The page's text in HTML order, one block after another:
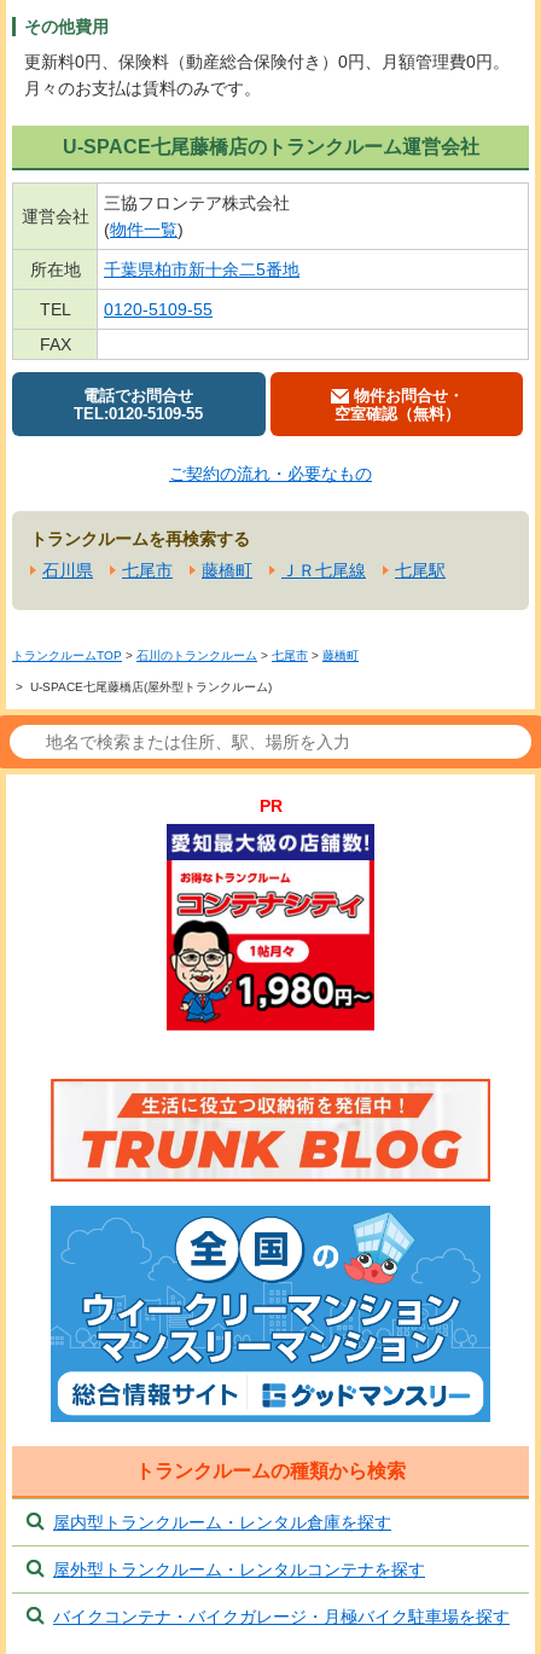
その他費用
更新料0円、保険料（動産総合保険付き）0円、月額管理費0円。
月々のお支払は賃料のみです。
U-SPACE七尾藤橋店のトランクルーム運営会社
運営会社
三協フロンテア株式会社
(物件一覧)
所在地 千葉県柏市新十余二5番地
TEL
0120-5109-55
FAX
電話でお問合せ
TEL:0120-5109-55
物件お問合せ・
空室確認（無料）
ご契約の流れ・必要なもの
トランクルームを再検索する
石川県
七尾市 藤橋町 ＪＲ七尾線 七尾駅
トランクルームTOP > 石川のトランクルーム > 七尾市 > 藤橋町
> U-SPACE七尾藤橋店(屋外型トランクルーム)
PR
トランクルームの種類から検索
屋内型トランクルーム・レンタル倉庫を探す
屋外型トランクルーム・レンタルコンテナを探す
バイクコンテナ・バイクガレージ・月極バイク駐車場を探す